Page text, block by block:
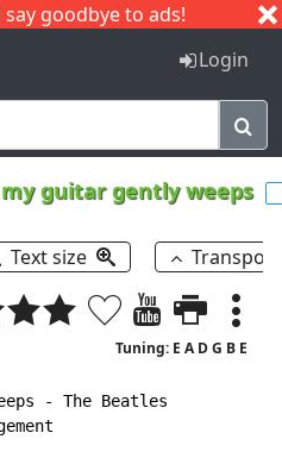
goodbye to ads!
I J
Login
guitar gently weeps
Text size
Tuning: E A D G B E
- The Beatles